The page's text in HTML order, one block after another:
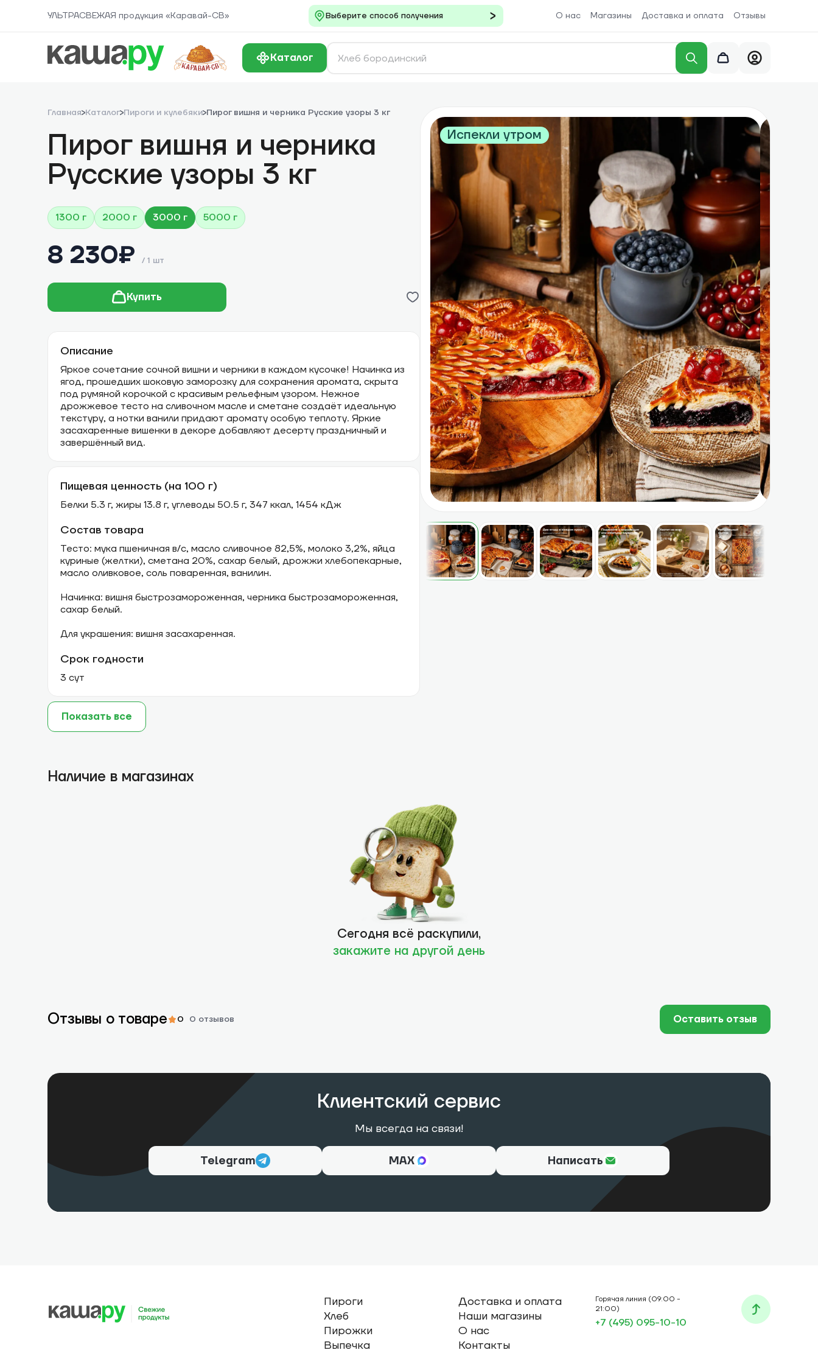
УЛЬТРАСВЕЖАЯ продукция «Каравай-СВ» Выберите способ получения О нас Магазины Доставка и оплата Отзывы
Каталог
Главная Каталог Пироги и кулебяки Пирог вишня и черника Русские узоры 3 кг
Пирог вишня и черника
Русские узоры 3 кг
1300 г 2000 г 3000 г 5000 г
8 230₽ / 1 шт
Купить
Описание
Яркое сочетание сочной вишни и черники в каждом кусочке! Начинка из
ягод, прошедших шоковую заморозку для сохранения аромата, скрыта
под румяной корочкой с красивым рельефным узором. Нежное
дрожжевое тесто на сливочном масле и сметане создаёт идеальную
текстуру, а нотки ванили придают аромату особую теплоту. Яркие
засахаренные вишенки в декоре добавляют десерту праздничный и
завершённый вид.
Пищевая ценность (на 100 г)
Белки 5.3 г, жиры 13.8 г, углеводы 50.5 г, 347 ккал, 1454 кДж
Состав товара
Тесто: мука пшеничная в/с, масло сливочное 82,5%, молоко 3,2%, яйца
куриные (желтки), сметана 20%, сахар белый, дрожжи хлебопекарные,
масло оливковое, соль поваренная, ванилин.
Начинка: вишня быстрозамороженная, черника быстрозамороженная,
сахар белый.
Для украшения: вишня засахаренная.
Срок годности
3 сут
Показать все
Испекли утром
Наличие в магазинах
Сегодня всё раскупили,
закажите на другой день
Отзывы о товаре 0 0 отзывов Оставить отзыв
Клиентский сервис
Мы всегда на связи!
Telegram МАХ Написать
Пироги
Хлеб
Пирожки
Выпечка
Доставка и оплата
Наши магазины
О нас
Контакты
Горячая линия (09:00 -
21:00)
+7 (495) 095-10-10